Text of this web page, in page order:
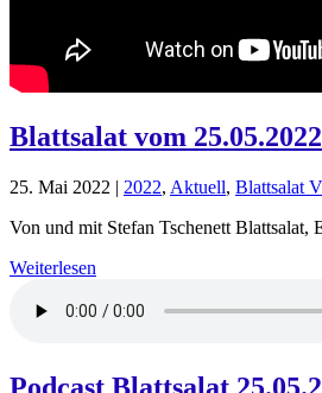
Blattsalat vom 25.05.2022
25. Mai 2022 | 2022, Aktuell, Blattsalat
Von und mit Stefan Tschenett
Weiterlesen